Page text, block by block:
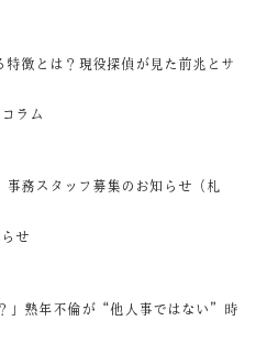
特徴とは？現役探偵が見た前兆とサ
ラム
事務スタッフ募集のお知らせ（札
せ
」熟年不倫が“他人事ではない”時